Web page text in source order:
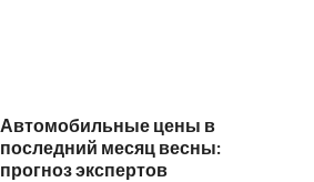
Автомобильные цены в
последний месяц весны:
прогноз экспертов